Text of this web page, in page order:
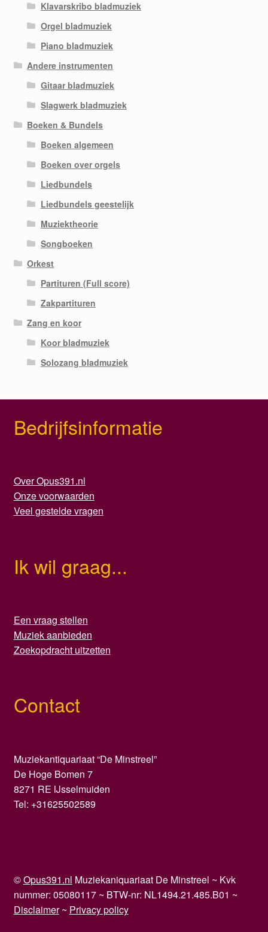
Klavarskribo bladmuziek
Orgel bladmuziek
Piano bladmuziek
Andere instrumenten
Gitaar bladmuziek
Slagwerk bladmuziek
Boeken & Bundels
Boeken algemeen
Boeken over orgels
Liedbundels
Liedbundels geestelijk
Muziektheorie
Songboeken
Orkest
Partituren (Full score)
Zakpartituren
Zang en koor
Koor bladmuziek
Solozang bladmuziek
Bedrijfsinformatie
Over Opus391.nl
Onze voorwaarden
Veel gestelde vragen
Ik wil graag...
Een vraag stellen
Muziek aanbieden
Zoekopdracht uitzetten
Contact
Muziekantiquariaat “De Minstreel”
De Hoge Bomen 7
8271 RE IJsselmuiden
Tel: +31625502589
©Opus391.nl Muziekaniquariaat De Minstreel ~ Kvk
nummer: 05080117 ~ BTW-nr: NL1494.21.485.B01 ~
Disclaimer~ Privacy policy